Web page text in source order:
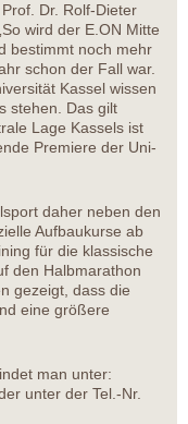
Dr. Rolf-Dieter
wird der E.ON Mitte
bestimmt noch mehr
schon der Fall war.
Kassel wissen
stehen. Das gilt
Lage Kassels ist
Premiere der Uni-
daher neben den
Aufbaukurse ab
für die klassische
den Halbmarathon
gezeigt, dass die
eine größere
man unter:
unter der Tel.-Nr.